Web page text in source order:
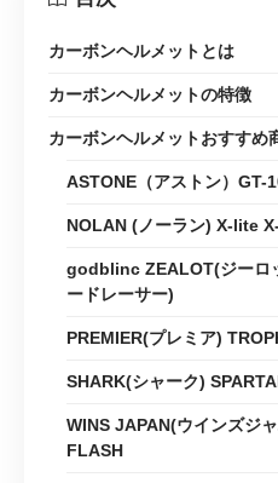
カーボンヘルメットとは
カーボンヘルメットの特徴
カーボンヘルメットおすすめ
ASTONE（アストン）GT-
NOLAN (ノーラン) X-lite
godblinc ZEALOT(ジーロ
ードレーサー)
PREMIER(プレミア)
SHARK(シャーク)
WINS JAPAN(ウインズジ
FLASH